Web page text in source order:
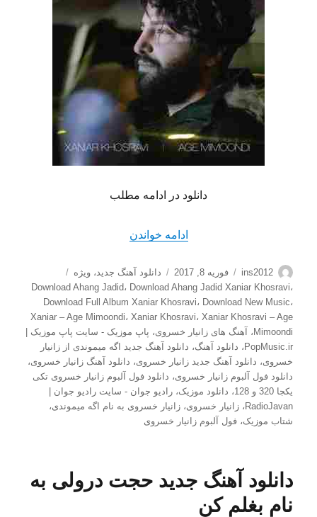
دانلود در ادامه مطلب
ادامه خواندن
نویسنده
ins2012
ارسال
شده
در
فوریه 8, 2017 دسته‌ها
دانلود آهنگ جدید ،ویژه
Download Ahang Jadid، Download Ahang Jadid Xaniar Khosravi،
Download Full Album Xaniar Khosravi، Download New Music،
Xaniar – Age Mimoondi، Xaniar Khosravi، Xaniar Khosravi – Age
Mimoondi، آهنگ های زانیار خسروی، پاپ موزیک - سایت پاپ موزیک |
PopMusic.ir، دانلود آهنگ، دانلود آهنگ جدید اگه میموندی از زانیار
خسروی، دانلود آهنگ جدید زانیار خسروی، دانلود آهنگ زانیار خسروی،
دانلود فول آلبوم زانیار خسروی، دانلود فول آلبوم زانیار خسروی تکی
یکجا 320 و 128
، دانلود موزیک،رادیو جوان - سایت رادیو جوان |
RadioJavan،زانیار خسروی،زانیار خسروی به نام اگه میموندی،
شتاب موزیک،فول آلبوم زانیار خسروی
دانلود آهنگ جدید حجت درولی به
نام بغلم کن